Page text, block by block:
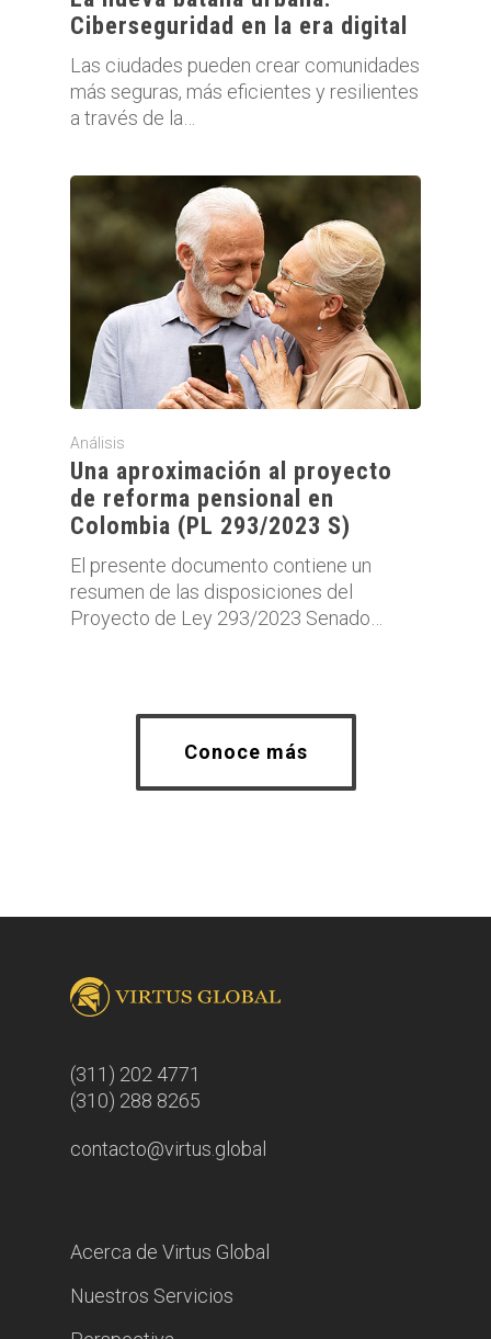
Ciberseguridad en la era digital
Las ciudades pueden crear comunidades
más seguras, más eficientes y resilientes
a través de la…
Análisis
Una aproximación al proyecto
de reforma pensional en
Colombia (PL 293/2023 S)
El presente documento contiene un
resumen de las disposiciones del
Proyecto de Ley 293/2023 Senado…
Conoce más
(311) 202 4771
(310) 288 8265
contacto@virtus.global
Acerca de Virtus Global
Nuestros Servicios